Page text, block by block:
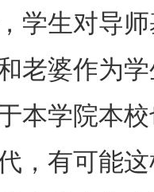
学生对导
老婆作为
本学院本
，有可能